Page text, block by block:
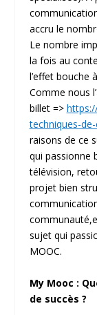
accru le
Le nombre
la fois au
l’effet bouche
Comme nous
billet =>
techniques-
raisons de ce
qui passionne
télévision,
projet bien
sujet qui
MOOC.
My Mooc :
de succès ?